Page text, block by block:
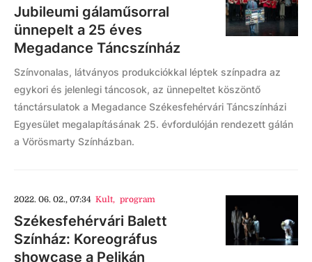
Jubileumi gálaműsorral
ünnepelt a 25 éves
Megadance Táncszínház
Színvonalas, látványos produkciókkal léptek színpadra az
egykori és jelenlegi táncosok, az ünnepeltet köszöntő
tánctársulatok a Megadance Székesfehérvári Táncszínházi
Egyesület megalapításának 25. évfordulóján rendezett gálán
a Vörösmarty Színházban.
2022. 06. 02., 07:34 Kult, program
Székesfehérvári Balett
Színház: Koreográfus
showcase a Pelikán